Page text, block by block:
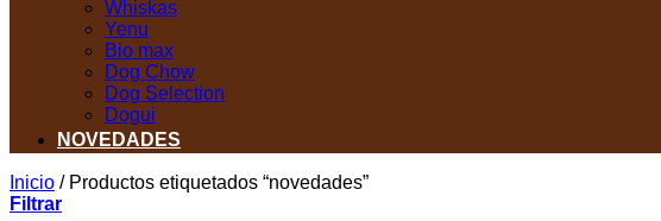
Whiskas
Yenu
Bio max
Dog Chow
Dog Selection
Dogui
NOVEDADES
Inicio /Productos etiquetados “novedades”
Filtrar